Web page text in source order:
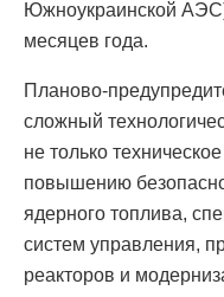
Южноукраинской
месяцев года.
Планово-
сложный
не только
повышению
ядерного топлива,
систем управления,
реакторов и